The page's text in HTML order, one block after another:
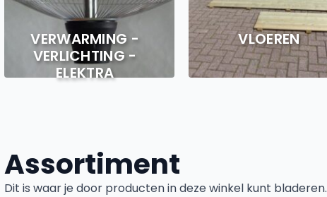
VERWARMING -
VERLICHTING -
ELEKTRA
VLOEREN
Assortiment
Dit is waar je door producten in deze winkel kunt bladeren.